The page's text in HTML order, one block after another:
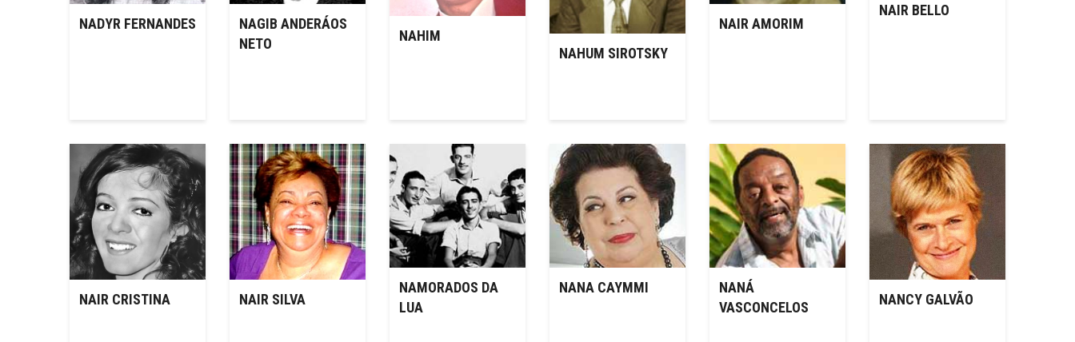
NADYR FERNANDES
NAGIB ANDERÁOS
NETO
NAHIM
NAHUM SIROTSKY
NAIR AMORIM
NAIR BELLO
NAIR CRISTINA NAIR SILVA
NAMORADOS DA
LUA
NANA CAYMMI
NANÁ
VASCONCELOS
NANCY GALVÃO